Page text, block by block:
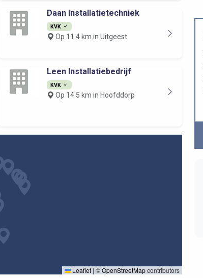
Daan Installatietechniek
KVK
Op 11.4 km in Uitgeest
Leen Installatiebedrijf
KVK
Op 14.5 km in Hoofddorp
Leaflet | ©OpenStreetMapcontributors